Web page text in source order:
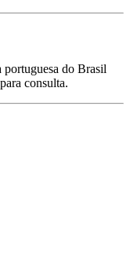
portuguesa do Brasil
consulta.